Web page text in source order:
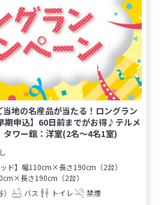
地の名産品が当たる！ロングラン
期申込】60日前までがお得♪テルメ
タワー館：洋室(2名～4名1室)
ッド】幅110cm×長さ190cm（2台）
長さ190cm（2台）
バス トイレ 禁煙